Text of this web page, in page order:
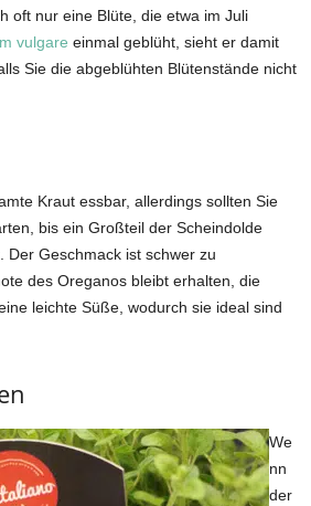
oft nur eine Blüte, die etwa im Juli
vulgare einmal geblüht, sieht er damit
Sie die abgeblühten Blütenstände nicht
Kraut essbar, allerdings sollten Sie
bis ein Großteil der Scheindolde
Der Geschmack ist schwer zu
des Oreganos bleibt erhalten, die
leichte Süße, wodurch sie ideal sind
We
nn
der